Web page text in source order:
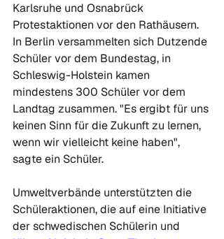
Karlsruhe und Osnabrück
Protestaktionen vor den Rathäusern.
In Berlin versammelten sich Dutzende
Schüler vor dem Bundestag, in
Schleswig-Holstein kamen
mindestens 300 Schüler vor dem
Landtag zusammen. "Es ergibt für uns
keinen Sinn für die Zukunft zu lernen,
wenn wir vielleicht keine haben",
sagte ein Schüler.
Umweltverbände unterstützten die
Schüleraktionen, die auf eine Initiative
der schwedischen Schülerin und